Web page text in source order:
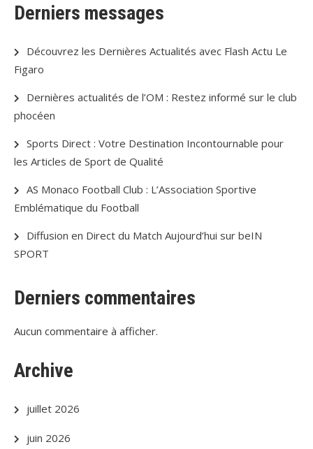
Derniers messages
Découvrez les Dernières Actualités avec Flash Actu Le
Figaro
Dernières actualités de l’OM : Restez informé sur le club
phocéen
Sports Direct : Votre Destination Incontournable pour
les Articles de Sport de Qualité
AS Monaco Football Club : L’Association Sportive
Emblématique du Football
Diffusion en Direct du Match Aujourd’hui sur beIN
SPORT
Derniers commentaires
Aucun commentaire à afficher.
Archive
juillet 2026
juin 2026